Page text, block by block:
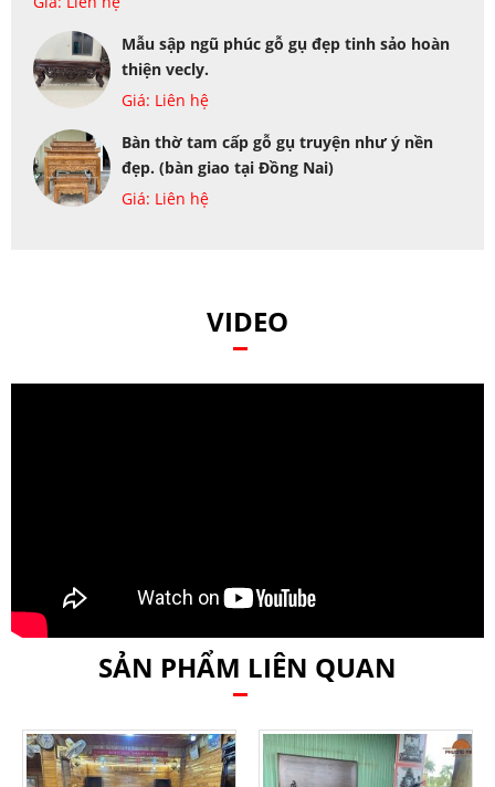
Mẫu sập ngũ phúc gỗ gụ đẹp tinh sảo hoàn
thiện vecly.
Giá: Liên hệ
Bàn thờ tam cấp gỗ gụ truyện như ý nền
đẹp. (bàn giao tại Đồng Nai)
Giá: Liên hệ
VIDEO
SẢN PHẨM LIÊN QUAN